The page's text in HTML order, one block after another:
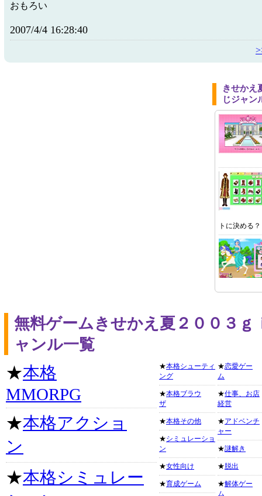
おもろい
2007/4/4 16:28:40
きせかえ
じジャン
トに決める？
無料ゲームきせかえ夏２００３ｇ
ャンル一覧
★本格
MMORPG
★本格アクショ
ン
★本格シミュレー
★本格シューティ
ング
★本格ブラウ
ザ
★本格その他
★シミュレーショ
ン
★女性向け
★育成ゲーム
★恋愛ゲー
ム
★仕事、お店
経営
★アドベンチ
ャー
★謎解き
★ 脱出
★解体ゲー
ム